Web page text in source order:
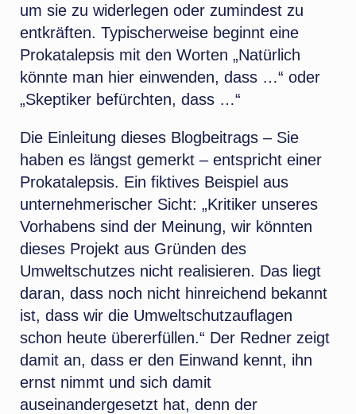
um sie zu widerlegen oder zumindest zu
entkräften. Typischerweise beginnt eine
Prokatalepsis mit den Worten „Natürlich
könnte man hier einwenden, dass …“ oder
„Skeptiker befürchten, dass …“
Die Einleitung dieses Blogbeitrags – Sie
haben es längst gemerkt – entspricht einer
Prokatalepsis. Ein fiktives Beispiel aus
unternehmerischer Sicht: „Kritiker unseres
Vorhabens sind der Meinung, wir könnten
dieses Projekt aus Gründen des
Umweltschutzes nicht realisieren. Das liegt
daran, dass noch nicht hinreichend bekannt
ist, dass wir die Umweltschutzauflagen
schon heute übererfüllen.“ Der Redner zeigt
damit an, dass er den Einwand kennt, ihn
ernst nimmt und sich damit
auseinandergesetzt hat, denn der